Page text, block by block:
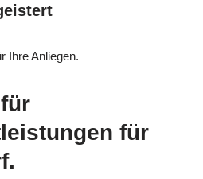
Ihre Anliegen.
für